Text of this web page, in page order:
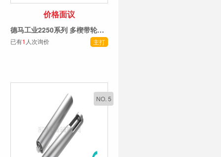
价格面议
德马工业2250系列 多楔带轮输送滚筒
已有1 人次询价 主打
NO. 5